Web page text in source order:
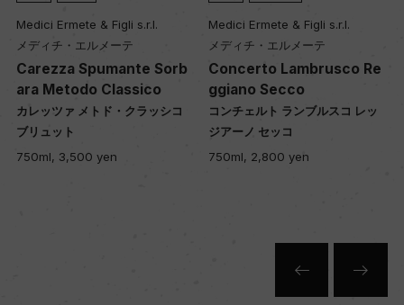
Medici Ermete & Figli s.r.l.
メディチ・エルメーテ
Carezza Spumante Sorb
ara Metodo Classico
カレッツァ メトド・クラッシコ
ブリュット
750ml, 3,500 yen
Medici Ermete & Figli s.r.l.
メディチ・エルメーテ
Concerto Lambrusco Re
ggiano Secco
コンチェルト ランブルスコ レッ
ジアーノ セッコ
750ml, 2,800 yen